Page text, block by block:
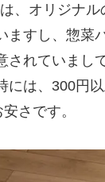
オリジナ
すし、惣菜
されていま
は、300円
さです。